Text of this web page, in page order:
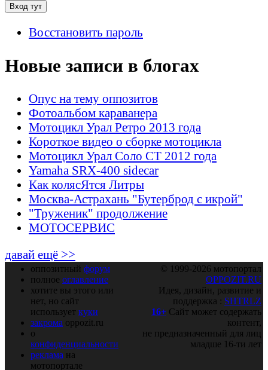
Восстановить пароль
Новые записи в блогах
Опус на тему оппозитов
Фотоальбом караванера
Мотоцикл Урал Ретро 2013 года
Короткое видео о сборке мотоцикла
Мотоцикл Урал Соло СТ 2012 года
Yamaha SRX-400 sidecar
Как колясЯтся Литры
Москва-Астрахань "Бутерброд с икрой"
"Труженик" продолжение
МОТОСЕРВИС
давай ещё >>
оппозитный форум
полное оглавление
хотите вы этого или
нет, но сайт
использует куки
закрома oppozit.ru
о
конфиденциальности
реклама на
мотопортале
© 1999-2026 мотопортал
OPPOZIT.RU
Идея, дизайн, развитие и
поддержка : SHTRLZ
16+ Сайт может содержать
контент,
не предназначенный для лиц
младше 16-ти лет